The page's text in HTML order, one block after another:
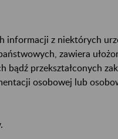
informacji z niektórych
zawiera
przekształconych
osobowej lub